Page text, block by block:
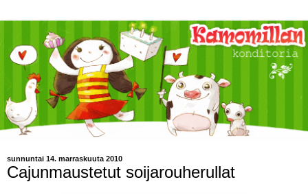
sunnuntai 14. marraskuuta 2010
Cajunmaustetut soijarouherullat